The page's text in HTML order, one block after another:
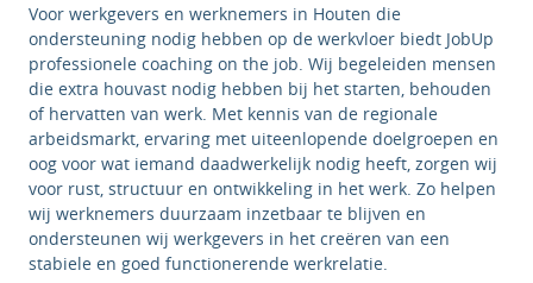
Voor werkgevers en werknemers in Houten die
ondersteuning nodig hebben op de werkvloer biedt JobUp
professionele coaching on the job. Wij begeleiden mensen
die extra houvast nodig hebben bij het starten, behouden
of hervatten van werk. Met kennis van de regionale
arbeidsmarkt, ervaring met uiteenlopende doelgroepen en
oog voor wat iemand daadwerkelijk nodig heeft, zorgen wij
voor rust, structuur en ontwikkeling in het werk. Zo helpen
wij werknemers duurzaam inzetbaar te blijven en
ondersteunen wij werkgevers in het creëren van een
stabiele en goed functionerende werkrelatie.